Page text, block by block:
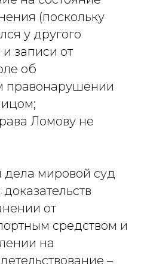
(поскольку
у другого
записи от
об
правонарушении
Ломову не
мировой суд
от
средством и
на
–